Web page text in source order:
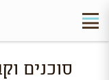
סוכנים